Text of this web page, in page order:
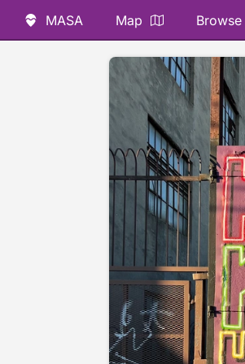
MASA Map Browse